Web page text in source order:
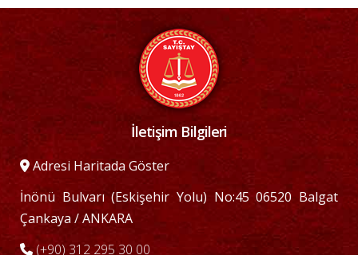
İletişim Bilgileri
Adresi Haritada Göster
İnönü Bulvarı (Eskişehir Yolu) No:45 06520 Balgat
Çankaya / ANKARA
(+90) 312 295 30 00